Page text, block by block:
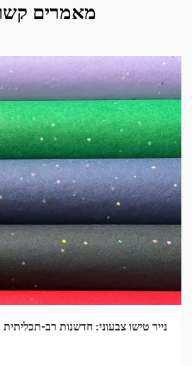
מאמרים
נייר טישו צבעוני: חדשנות רב-תכליתית